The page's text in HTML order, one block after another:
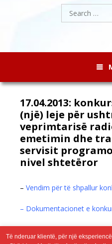
Search
for:
17.04.2013:
(një) leje për
veprimtarisë
emetimin dhe
servisit
nivel shtetëror
– Vendim për të shpallur
– Dokumentacionet e
– Fletë paraqitje për
Të nderuar klientë, për një